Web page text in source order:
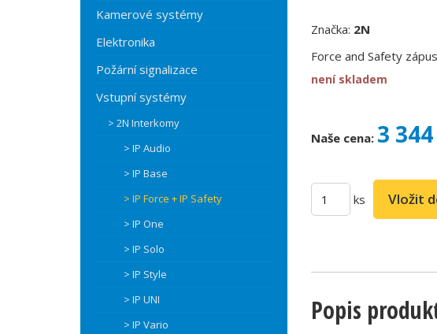
Kamerové systémy
Elektronika
Požární signalizace
Vstupní systémy
> 2N Interkomy
> IP Audio
> IP Base
> IP Force + IP Safety
> IP One
> IP Solo
> IP Style
> IP UNI
> IP Vario
Značka: 2N
Force and Safety
není skladem
Naše cena: 3
ks
Popis